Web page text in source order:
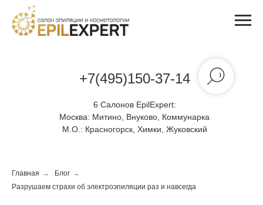
+7(495)150-37-14
6 Салонов EpilExpert:
Москва: Митино, Внуково, Коммунарка
М.О.: Красногорск, Химки, Жуковский
Главная → Блог →
Разрушаем страхи об электроэпиляции раз и навсегда